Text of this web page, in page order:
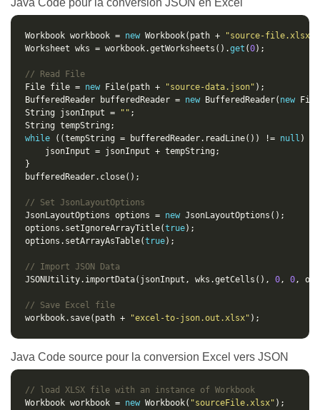
Workbook workbook = new Workbook(path +
"source-file.xlsx"
Worksheet wks = workbook.getWorksheets().get (0
// Read File
File file = new File(path + "source-data.json"
BufferedReader bufferedReader = new BufferedReader( new
String jsonInput =
""
while ((tempString = bufferedReader.readLine()) != null
// Set JsonLayoutOptions
JsonLayoutOptions options = new
options.setIgnoreArrayTitle(true
options.setArrayAsTable(true
// Import JSON Data
JSONUtility.importData(jsonInput, wks.getCells(), 0, 0
// Save Excel file
workbook.save(path +
"excel-to-json.out.xlsx"
Java Code source pour la conversion Excel vers JSON
// load XLSX file with an instance of Workbook
Workbook workbook = new Workbook( "sourceFile.xlsx"